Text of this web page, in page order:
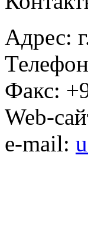
Адрес:
Факс:
Web-
e-mail: